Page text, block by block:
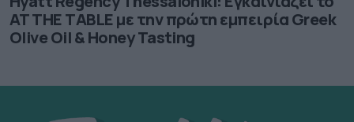
AT THE TABLE με την πρώτη εμπειρία Greek
Olive Oil & Honey Tasting